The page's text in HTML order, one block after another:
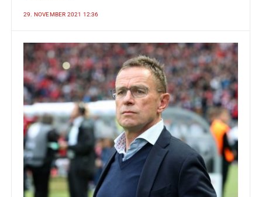
29. NOVEMBER 2021 12:36